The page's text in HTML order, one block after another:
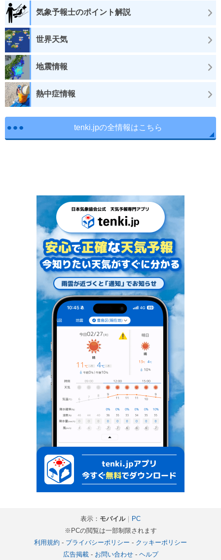
気象予報士のポイント解説
世界天気
地震情報
熱中症情報
tenki.jpの全情報はこちら
表示： モバイル｜ PC
※PCの閲覧は一部制限されます
利用規約 - プライバシーポリシー - クッキーポリシー
広告掲載- お問い合わせ- ヘルプ